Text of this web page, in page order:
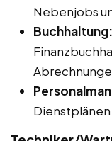
Nebenjobs
Buchhaltung: